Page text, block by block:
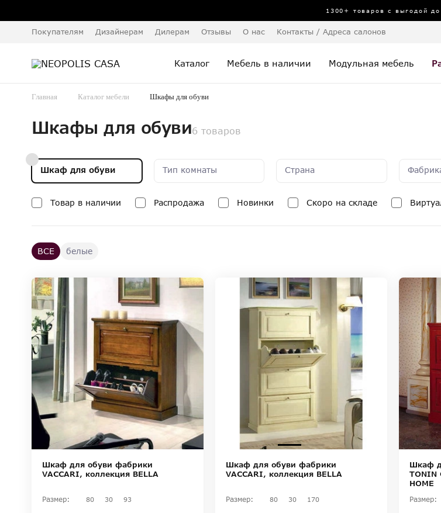
1300+ товаров с выгодой до
Покупателям Дизайнерам Дилерам Отзывы О нас Контакты / Адреса салонов
Каталог Мебель в наличии Модульная мебель
Главная Каталог мебели Шкафы для обуви
Шкафы для обуви6 товаров
Шкаф для обуви Тип комнаты Страна
Товар в наличии Распродажа Новинки Скоро на складе
ВСЕ белые
Шкаф для обуви фабрики
VACCARI, коллекция BELLA
Размер: 80 30 93
Шкаф для обуви фабрики
VACCARI, коллекция BELLA
Размер: 80 30 170
Шкаф
TONIN
HOME
Размер: